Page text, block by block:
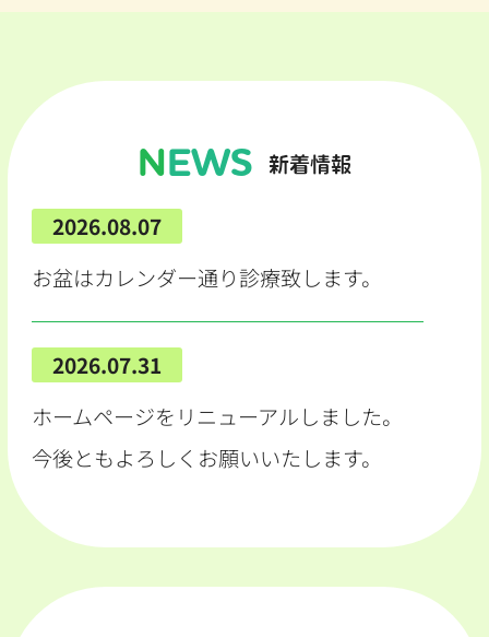
NEWS 新着情報
2026.08.07
お盆はカレンダー通り診療致します。
2026.07.31
ホームページをリニューアルしました。
今後ともよろしくお願いいたします。